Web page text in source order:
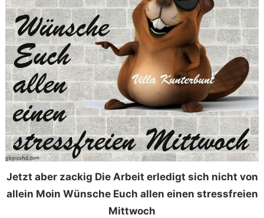
Jetzt aber zackig Die Arbeit erledigt sich nicht von
allein Moin Wünsche Euch allen einen stressfreien
Mittwoch